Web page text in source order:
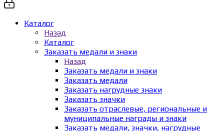
Каталог
Назад
Каталог
Заказать медали и знаки
Назад
Заказать медали и знаки
Заказать медали
Заказать нагрудные знаки
Заказать значки
Заказать отраслевые, региональные и
муниципальные награды и знаки
Заказать медали, значки, нагрудные